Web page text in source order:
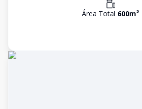
Área Total 600m²